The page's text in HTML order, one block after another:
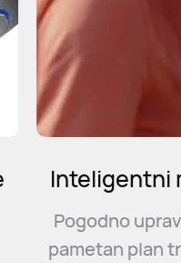
Inteligentni
Pogodno
pametan plan